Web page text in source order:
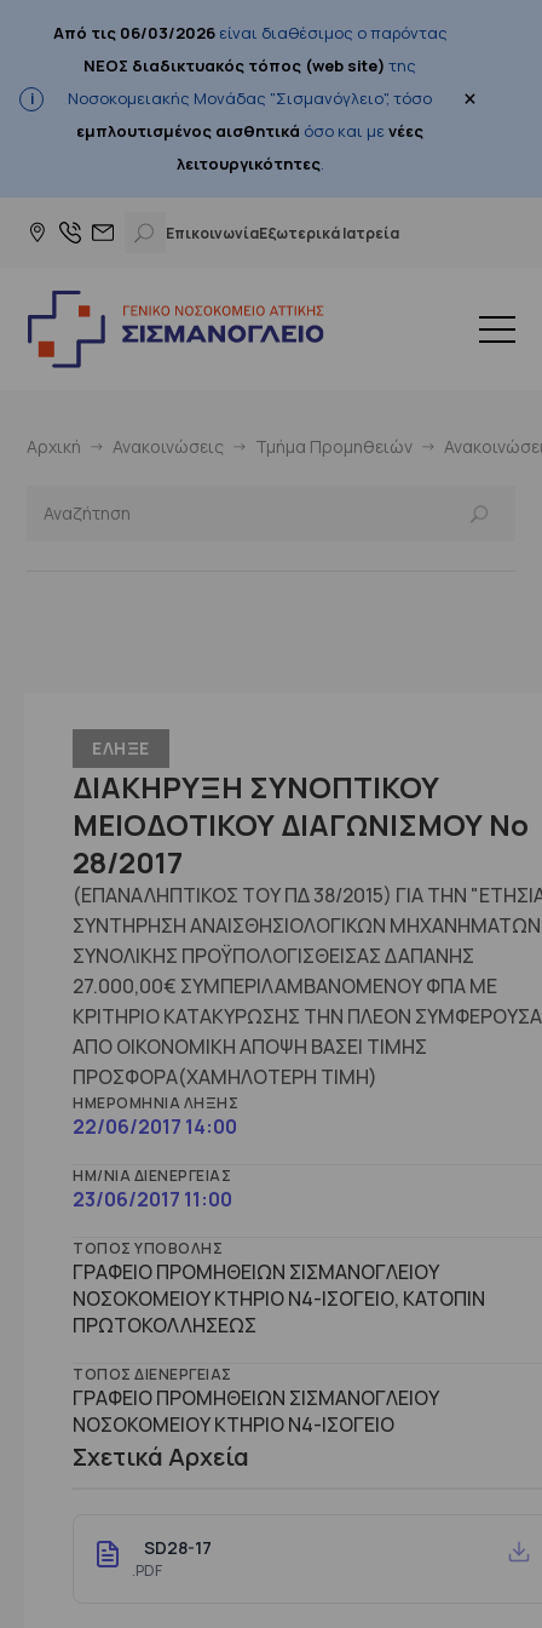
Από τις 06/03/2026είναι διαθέσιμος ο παρόντας
ΝΕΟΣ διαδικτυακός τόπος (web site) της
Νοσοκομειακής Μονάδας "Σισμανόγλειο", τόσο
εμπλουτισμένος αισθητικά όσο και μενέες
λειτουργικότητες.
×
ΕπικοινωνίαΕξωτερικά Ιατρεία
Αρχική Ανακοινώσεις Τμήμα Προμηθειών
ΕΛΗΞΕ
ΔΙΑΚΗΡΥΞΗ ΣΥΝΟΠΤΙΚΟΥ
ΜΕΙΟΔΟΤΙΚΟΥ ΔΙΑΓΩΝΙΣΜΟΥ Νο
28/2017
(ΕΠΑΝΑΛΗΠΤΙΚΟΣ ΤΟΥ ΠΔ 38/2015) ΓΙΑ ΤΗΝ
ΣΥΝΤΗΡΗΣΗ ΑΝΑΙΣΘΗΣΙΟΛΟΓΙΚΩΝ
ΣΥΝΟΛΙΚΗΣ ΠΡΟΫΠΟΛΟΓΙΣΘΕΙΣΑΣ ΔΑΠΑΝΗΣ
27.000,00€ ΣΥΜΠΕΡΙΛΑΜΒΑΝΟΜΕΝΟΥ ΦΠΑ ΜΕ
ΚΡΙΤΗΡΙΟ ΚΑΤΑΚΥΡΩΣΗΣ ΤΗΝ ΠΛΕΟΝ ΣΥΜΦΕΡΟΥΣΑ
ΑΠΟ ΟΙΚΟΝΟΜΙΚΗ ΑΠΟΨΗ ΒΑΣΕΙ ΤΙΜΗΣ
ΠΡΟΣΦΟΡΑ(ΧΑΜΗΛΟΤΕΡΗ ΤΙΜΗ)
ΗΜΕΡΟΜΗΝΊΑ ΛΉΞΗΣ
22/06/2017 14:00
ΗΜ/ΝΊΑ ΔΙΕΝΈΡΓΕΙΑΣ
23/06/2017 11:00
ΤΌΠΟΣ ΥΠΟΒΟΛΉΣ
ΓΡΑΦΕΙΟ ΠΡΟΜΗΘΕΙΩΝ ΣΙΣΜΑΝΟΓΛΕΙΟΥ
ΝΟΣΟΚΟΜΕΙΟΥ ΚΤΗΡΙΟ Ν4-ΙΣΟΓΕΙΟ, ΚΑΤΟΠΙΝ
ΠΡΩΤΟΚΟΛΛΗΣΕΩΣ
ΤΌΠΟΣ ΔΙΕΝΈΡΓΕΙΑΣ
ΓΡΑΦΕΙΟ ΠΡΟΜΗΘΕΙΩΝ ΣΙΣΜΑΝΟΓΛΕΙΟΥ
ΝΟΣΟΚΟΜΕΙΟΥ ΚΤHΡΙΟ Ν4-ΙΣΟΓΕΙΟ
Σχετικά Αρχεία
SD28-17
.PDF